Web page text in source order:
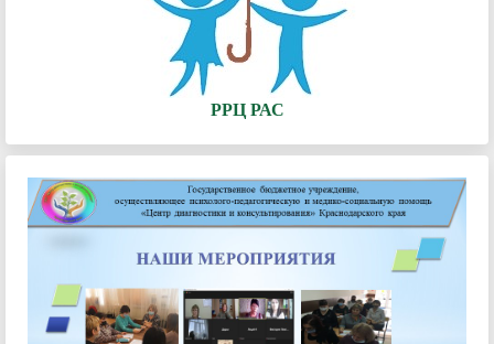
РРЦ РАС